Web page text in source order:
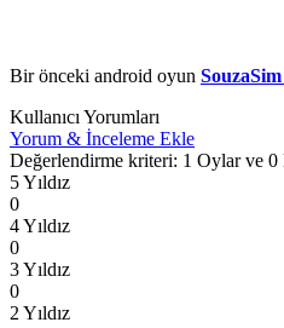
Bir önceki android oyun
Kullanıcı Yorumları
Yorum & İnceleme Ekle
Değerlendirme kriteri: 1 Oylar ve 0
5 Yıldız
0
4 Yıldız
0
3 Yıldız
0
2 Yıldız